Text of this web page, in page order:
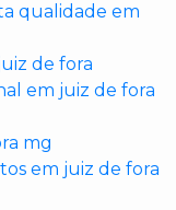
qualidade em
de fora
em juiz de fora
mg
em juiz de fora